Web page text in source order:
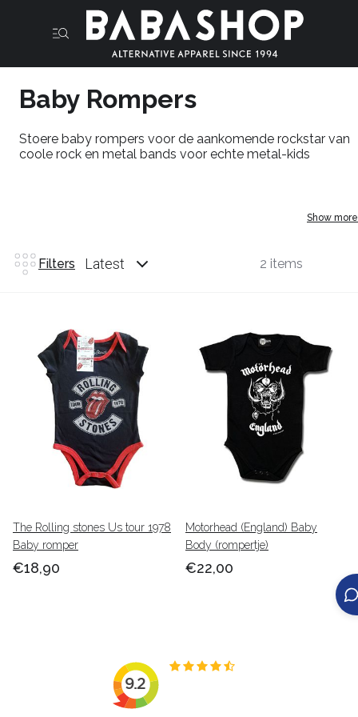
Baby Rompers
Stoere baby rompers voor de aankomende rockstar van
coole rock en metal bands voor echte metal-kids
Show more
Filters Latest 2 items
The Rolling stones Us tour 1978
Baby romper
€18,90
Motorhead (England) Baby
Body (rompertje)
€22,00